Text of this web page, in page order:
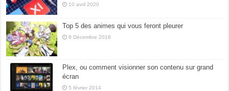
10 avril 2020
Top 5 des animes qui vous feront pleurer
8 Décembre 2018
Plex, ou comment visionner son contenu sur grand
écran
5 février 2014